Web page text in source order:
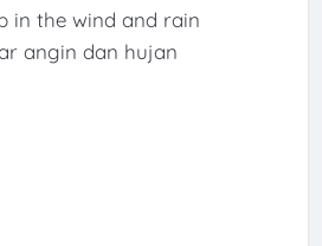
in the wind and rain
angin dan hujan